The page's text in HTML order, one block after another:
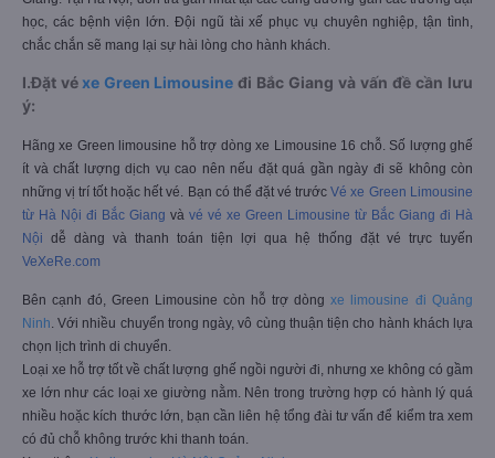
hình LCD phục vụ nhu cầu nghe nhạc, xem các chương trình yêu thích
cộng thêm ổ cắm sạc ở các vị trí ghế ngồi. Hãng xe cam kết không bắt
khách dọc đường và hỗ trợ đón trả khách tại nhà quanh thành phố Bắc
Giang. Tại Hà Nội, đón trả gần nhất tại các cung đường gần các trường đại
học, các bệnh viện lớn. Đội ngũ tài xế phục vụ chuyên nghiệp, tận tình,
I.Đặt vé xe Green Limousineđi Bắc Giang và vấn đề cần lưu
ý:
Hãng xe Green limousine hỗ trợ dòng xe Limousine 16 chỗ. Số lượng ghế
ít và chất lượng dịch vụ cao nên nếu đặt quá gần ngày đi sẽ không còn
từ Hà Nội đi Bắc Giangvà vévé xe Green Limousine từ Bắc Giang đi Hà
Nộidễ dàng và thanh toán tiện lợi qua hệ thống đặt vé trực tuyến
VeXeRe.com
Bên cạnh đó, Green Limousine còn hỗ trợ dòng
xe limousine đi Quảng
. Với nhiều chuyển trong ngày, vô cùng thuận tiện cho hành khách lựa
chọn lịch trình di chuyển.
Loại xe hỗ trợ tốt về chất lượng ghế ngồi người đi, nhưng xe không có gầm